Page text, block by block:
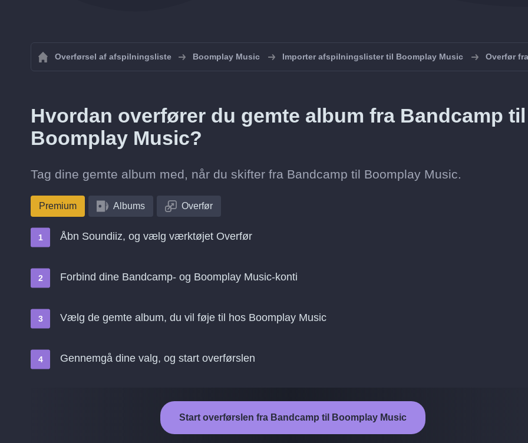
Overførsel af afspilningsliste Boomplay Music Importer afspilningslister til Boomplay Music Overfør
Hvordan overfører du gemte album fra Bandcamp til
Boomplay Music?
Tag dine gemte album med, når du skifter fra Bandcamp til Boomplay Music.
Premium Albums Overfør
Åbn Soundiiz, og vælg værktøjet Overfør
Forbind dine Bandcamp- og Boomplay Music-konti
Vælg de gemte album, du vil føje til hos Boomplay Music
Gennemgå dine valg, og start overførslen
Start overførslen fra Bandcamp til Boomplay Music